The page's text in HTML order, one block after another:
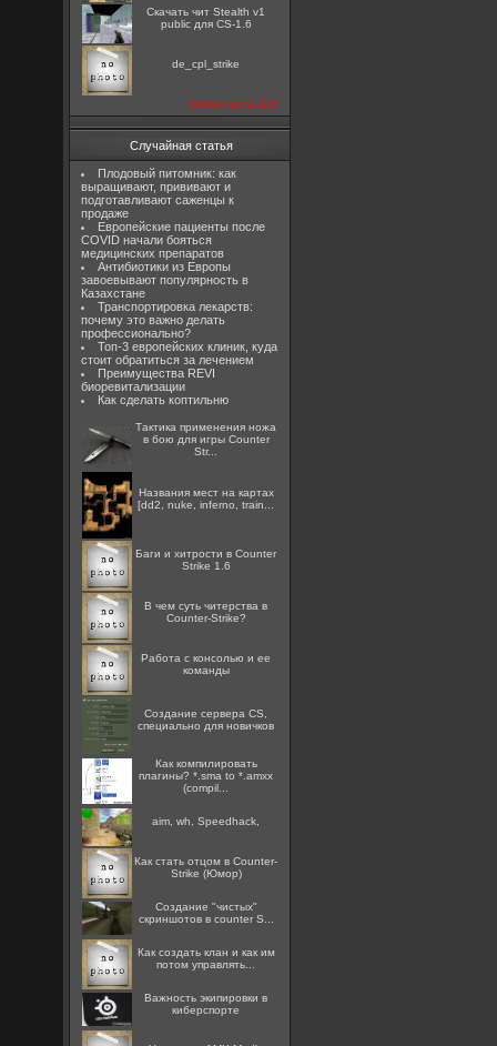
Скачать чит Stealth v1
public для CS-1.6
de_cpl_strike
посмотреть все
Случайная статья
Плодовый питомник: как
выращивают, прививают и
подготавливают саженцы к
продаже
Европейские пациенты после
COVID начали бояться
медицинских препаратов
Антибиотики из Европы
завоевывают популярность в
Казахстане
Транспортировка лекарств:
почему это важно делать
профессионально?
Топ-3 европейских клиник, куда
стоит обратиться за лечением
Преимущества REVI
биоревитализации
Как сделать коптильню
Тактика применения ножа
в бою для игры Counter
Str...
Названия мест на картах
[dd2, nuke, inferno, train...
Баги и хитрости в Counter
Strike 1.6
В чем суть читерства в
Counter-Strike?
Работа с консолью и ее
команды
Создание сервера CS,
специально для новичков
Как компилировать
плагины? *.sma to *.amxx
(compil...
aim, wh, Speedhack,
Как стать отцом в Counter-
Strike (Юмор)
Создание "чистых"
скриншотов в counter S...
Как создать клан и как им
потом управлять...
Важность экипировки в
киберспорте